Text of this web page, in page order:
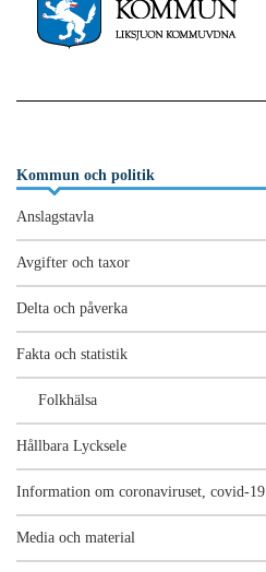
Kommun och politik
Anslagstavla
Avgifter och taxor
Delta och påverka
Fakta och statistik
Folkhälsa
Hållbara Lycksele
Information om coronaviruset, covid-19
Media och material